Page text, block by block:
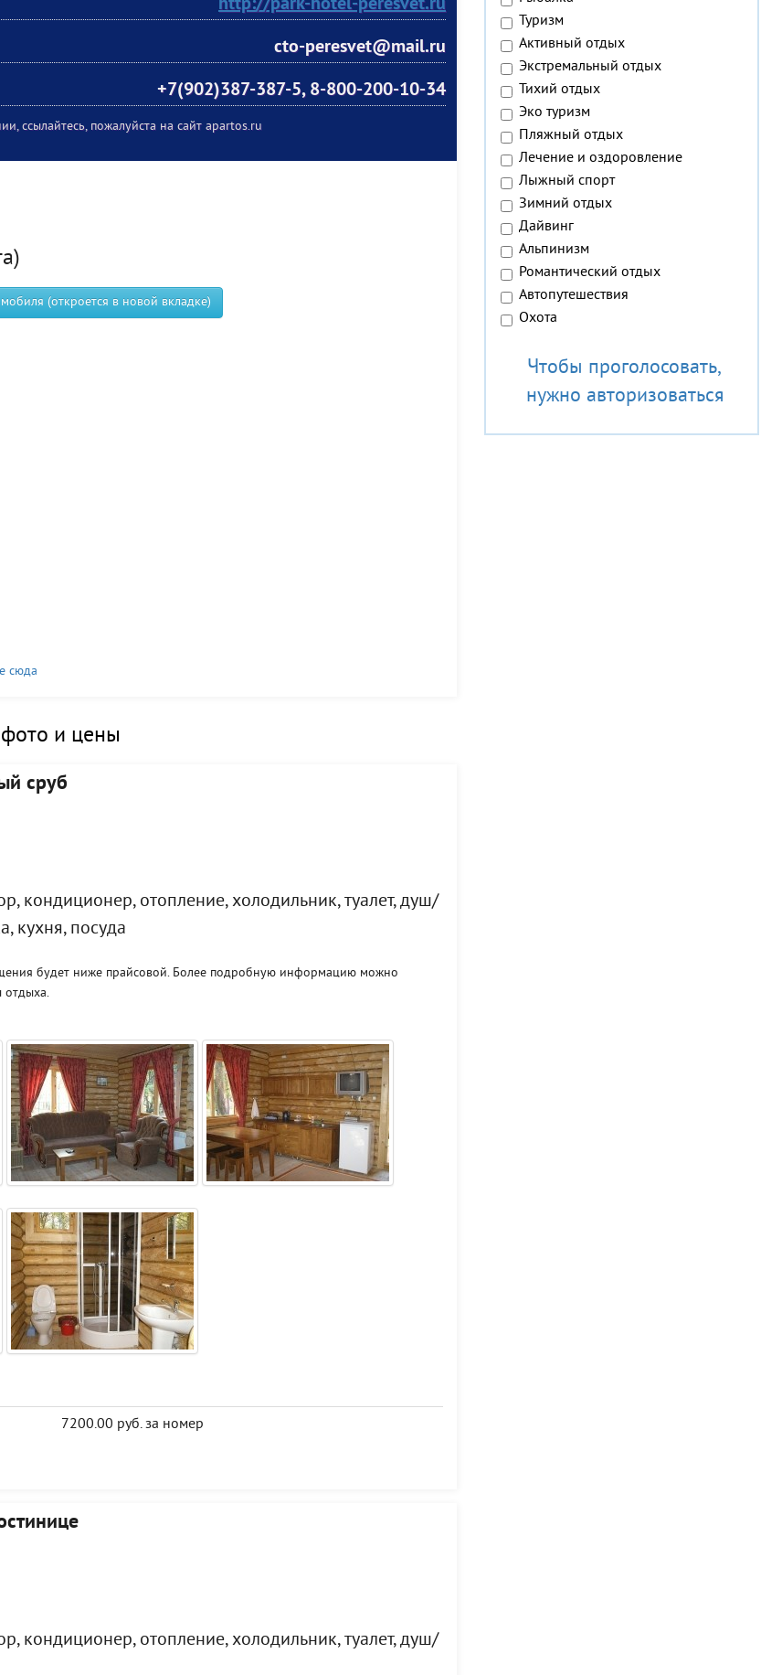
http://park-hotel-peresvet.ru
cto-peresvet@mail.ru
+7(902)387-387-5, 8-800-200-10-34
ссылайтесь, пожалуйста на сайт apartos.ru
(откроется в новой вкладке)
сюда
и цены
сруб
кондиционер, отопление, холодильник, туалет, душ/
кухня, посуда
будет ниже прайсовой. Более подробную информацию можно
отдыха.
7200.00 руб. за номер
кондиционер, отопление, холодильник, туалет, душ/
Туризм
Активный отдых
Экстремальный отдых
Тихий отдых
Эко туризм
Пляжный отдых
Лечение и оздоровление
Лыжный спорт
Зимний отдых
Дайвинг
Альпинизм
Романтический отдых
Автопутешествия
Охота
Чтобы проголосовать,
нужно авторизоваться